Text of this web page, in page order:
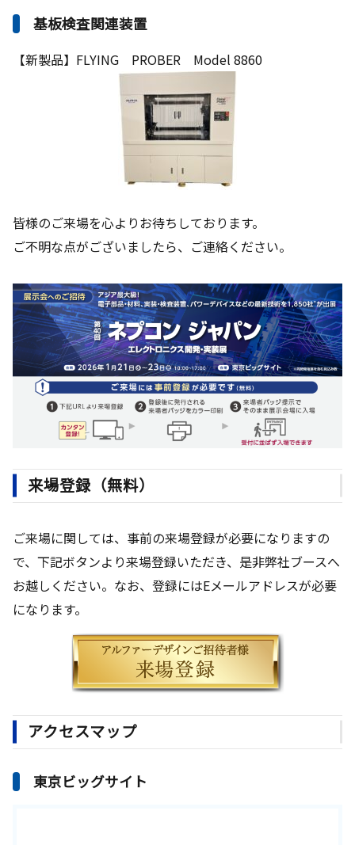
基板検査関連装置
【新製品】FLYING PROBER Model 8860
皆様のご来場を心よりお待ちしております。
ご不明な点がございましたら、ご連絡ください。
来場登録（無料）
ご来場に関しては、事前の来場登録が必要になりますの
で、下記ボタンより来場登録いただき、是非弊社ブースへ
お越しください。なお、登録にはEメールアドレスが必要
になります。
アクセスマップ
東京ビッグサイト